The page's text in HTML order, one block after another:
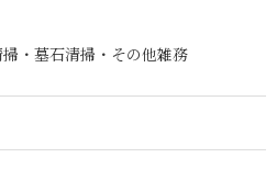
・墓石清掃・その他雑務